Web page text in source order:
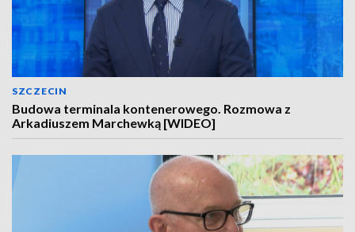
SZCZECIN
Budowa terminala kontenerowego. Rozmowa z
Arkadiuszem Marchewką [WIDEO]